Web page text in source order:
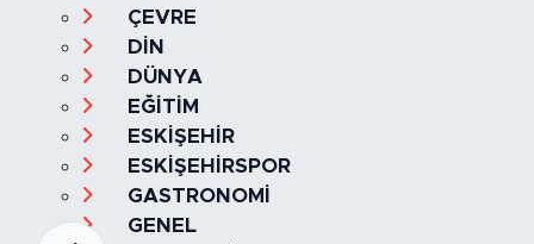
ÇEVRE
DİN
DÜNYA
EĞİTİM
ESKİŞEHİR
ESKİŞEHİRSPOR
GASTRONOMİ
GENEL